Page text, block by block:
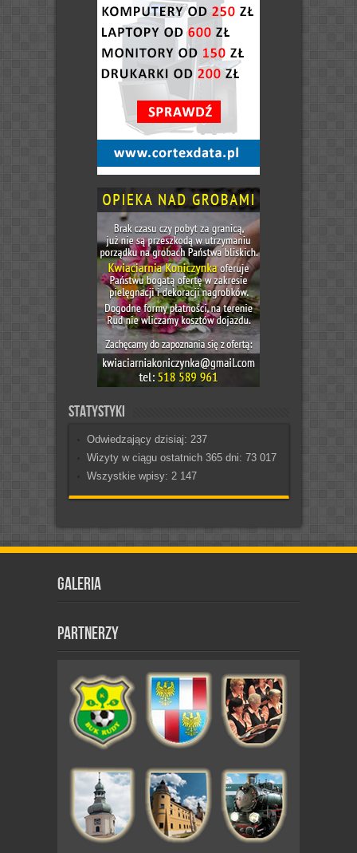
Statystyki
Odwiedzający dzisiaj: 237
Wizyty w ciągu ostatnich 365 dni: 73 017
Wszystkie wpisy: 2 147
Galeria
Partnerzy